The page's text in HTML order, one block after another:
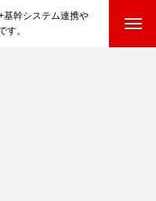
幹システム連携や
す。